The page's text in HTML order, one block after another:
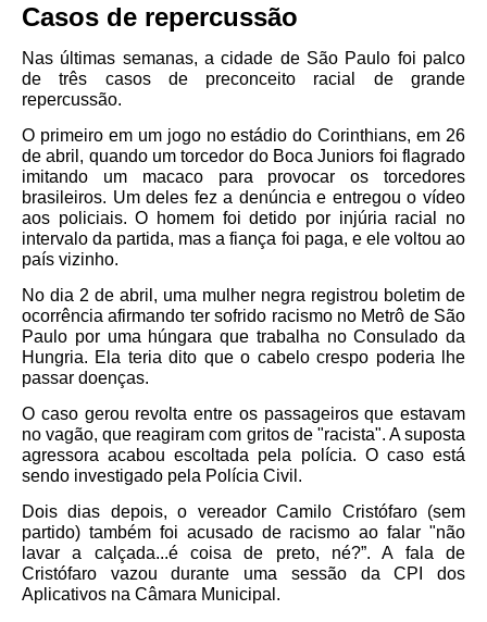
Casos de repercussão
Nas últimas semanas, a cidade de São Paulo foi palco
de três casos de preconceito racial de grande
repercussão.
O primeiro em um jogo no estádio do Corinthians, em 26
de abril, quando um torcedor do Boca Juniors foi flagrado
imitando um macaco para provocar os torcedores
brasileiros. Um deles fez a denúncia e entregou o vídeo
aos policiais. O homem foi detido por injúria racial no
intervalo da partida, mas a fiança foi paga, e ele voltou ao
país vizinho.
No dia 2 de abril, uma mulher negra registrou boletim de
ocorrência afirmando ter sofrido racismo no Metrô de São
Paulo por uma húngara que trabalha no Consulado da
Hungria. Ela teria dito que o cabelo crespo poderia lhe
passar doenças.
O caso gerou revolta entre os passageiros que estavam
no vagão, que reagiram com gritos de "racista". A suposta
agressora acabou escoltada pela polícia. O caso está
sendo investigado pela Polícia Civil.
Dois dias depois, o vereador Camilo Cristófaro (sem
partido) também foi acusado de racismo ao falar "não
lavar a calçada...é coisa de preto, né?”. A fala de
Cristófaro vazou durante uma sessão da CPI dos
Aplicativos na Câmara Municipal.